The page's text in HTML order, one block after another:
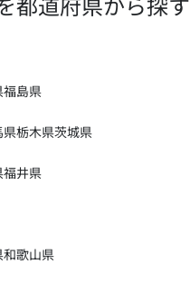
福島県
県栃木県茨城県
福井県
和歌山県